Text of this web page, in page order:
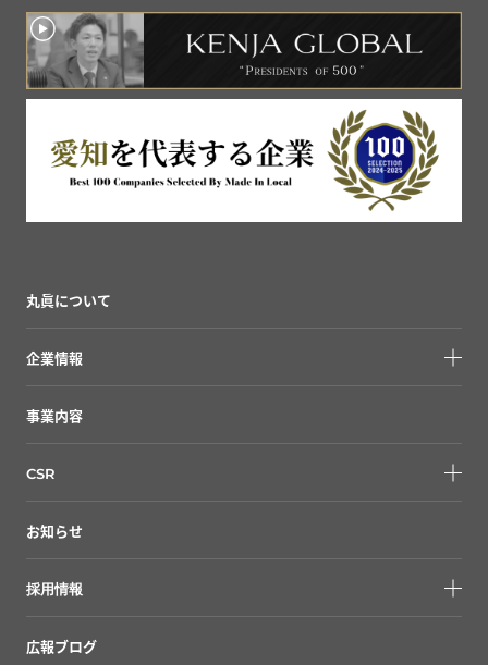
丸眞について
企業情報
事業内容
CSR
お知らせ
採用情報
広報ブログ